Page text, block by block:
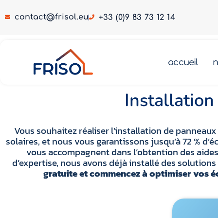
contact@frisol.eu +33 (0)9 83 73 12 14
accueil
Vous souhaitez réaliser l’installation de
solaires, et nous vous garantissons jusqu’à 72 %
vous accompagnent dans l’obtention des
d’expertise, nous avons déjà installé des
gratuite et commencez à optimiser vos